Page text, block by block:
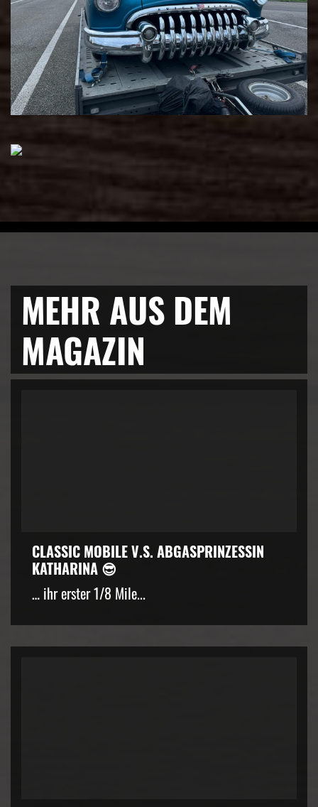
MEHR AUS DEM
MAGAZIN
CLASSIC MOBILE V.S. ABGASPRINZESSIN
KATHARINA 😎
… ihr erster 1/8 Mile...